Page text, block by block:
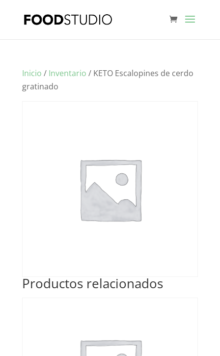
Inicio / Inventario / KETO Escalopines de cerdo
gratinado
Productos relacionados